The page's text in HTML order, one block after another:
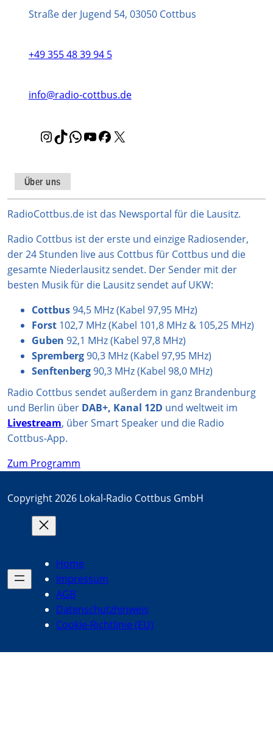
Straße der Jugend 54, 03050 Cottbus
+49 355 48 39 94 5
info@radio-cottbus.de
I
t
a
g
a
m
T
o
k
W
s
A
p
Y
u
b
F
b
o
k
Über uns
RadioCottbus.de ist das Newsportal für die Lausitz.
Radio Cottbus ist der erste und einzige Radiosender,
der 24 Stunden live aus Cottbus für Cottbus und die
gesamte Niederlausitz sendet. Der Sender mit der
besten Musik für die Lausitz sendet auf UKW:
Cottbus94,5 MHz (Kabel 97,95 MHz)
Forst 102,7 MHz (Kabel 101,8 MHz & 105,25 MHz)
Guben 92,1 MHz (Kabel 97,8 MHz)
Spremberg90,3 MHz (Kabel 97,95 MHz)
Senftenberg90,3 MHz (Kabel 98,0 MHz)
Radio Cottbus sendet außerdem in ganz Brandenburg
und Berlin über DAB+, Kanal 12D und weltweit im
Livestream, über Smart Speaker und die Radio
Cottbus-App.
Zum Programm
Copyright 2026 Lokal-Radio Cottbus GmbH
Home
Impressum
AGB
Datenschutzhinweis
Cookie-Richtlinie (EU)